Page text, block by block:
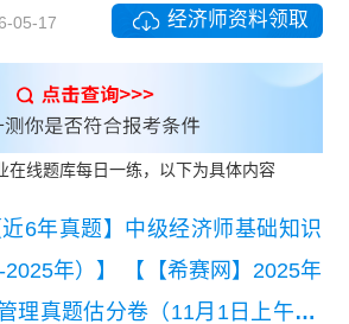
05-17 经济师资料领取
在线题库每日一练，以下为具体内容
近6年真题】中级经济师基础知识
年）】
【【希赛网】2025年
理真题估分卷（11月1日上午）.